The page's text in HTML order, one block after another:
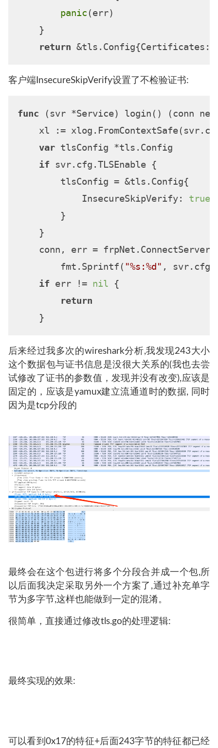
panic (err)
    }
return
客户端InsecureSkipVerify设置了不检验证书:
func (svr *Service)
login() (conn
xl :=
var tlsConfig *tls.Config
if svr.cfg.TLSEnable {
        tlsConfig = &tls.Config{
            InsecureSkipVerify:
true
        }
    }
conn, err =
        fmt.Sprintf(
"%s:%d" ,
if err != nil {
return
后来经过我多次的wireshark分析,我发现243大小
这个数据包与证书信息是没很大关系的(我也去尝
试修改了证书的参数值，发现并没有改变),应该是
固定的，应该是yamux建立流通道时的数据, 同时
因为是tcp分段的
最终会在这个包进行将多个分段合并成一个包,所
以后面我决定采取另外一个方案了,通过补充单字
节为多字节,这样也能做到一定的混淆。
很简单，直接通过修改tls.go的处理逻辑:
最终实现的效果:
可以看到0x17的特征+后面243字节的特征都已经